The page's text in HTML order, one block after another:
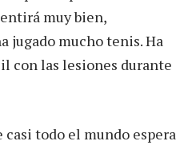
muy bien,
jugado mucho tenis. Ha
con las lesiones durante
casi todo el mundo espera